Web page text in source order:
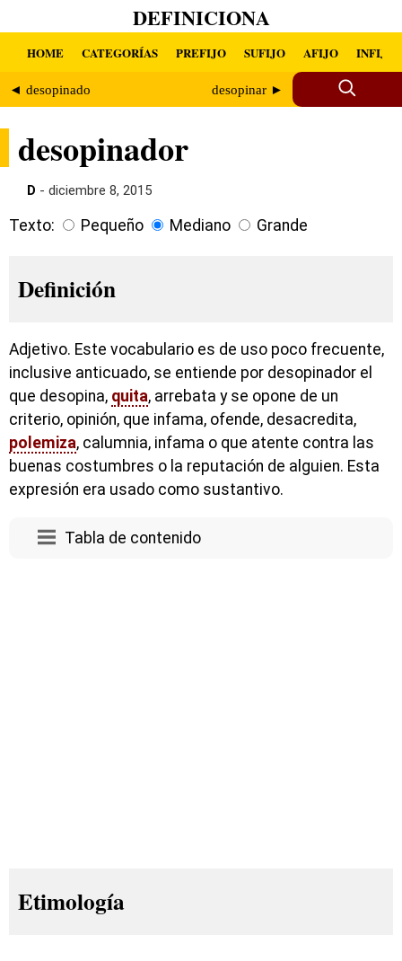
DEFINICIONA
HOME CATEGORÍAS PREFIJO SUFIJO AFIJO INFIJO
◄ desopinado desopinar ►
desopinador
D - diciembre 8, 2015
Texto: Pequeño Mediano Grande
Definición
Adjetivo. Este vocabulario es de uso poco frecuente,
inclusive anticuado, se entiende por desopinador el
que desopina, quita, arrebata y se opone de un
criterio, opinión, que infama, ofende, desacredita,
polemiza, calumnia, infama o que atente contra las
buenas costumbres o la reputación de alguien. Esta
expresión era usado como sustantivo.
Tabla de contenido
Etimología